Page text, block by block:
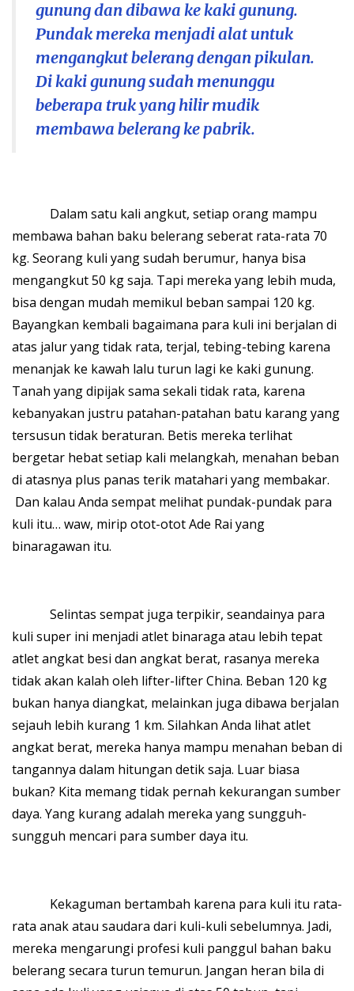
gunung dan dibawa ke kaki gunung.
Pundak mereka menjadi alat untuk
mengangkut belerang dengan pikulan.
Di kaki gunung sudah menunggu
beberapa truk yang hilir mudik
membawa belerang ke pabrik.
Dalam satu kali angkut, setiap orang mampu
membawa bahan baku belerang seberat rata-rata 70
kg. Seorang kuli yang sudah berumur, hanya bisa
mengangkut 50 kg saja. Tapi mereka yang lebih muda,
bisa dengan mudah memikul beban sampai 120 kg.
Bayangkan kembali bagaimana para kuli ini berjalan di
atas jalur yang tidak rata, terjal, tebing-tebing karena
menanjak ke kawah lalu turun lagi ke kaki gunung.
Tanah yang dipijak sama sekali tidak rata, karena
kebanyakan justru patahan-patahan batu karang yang
tersusun tidak beraturan. Betis mereka terlihat
bergetar hebat setiap kali melangkah, menahan beban
di atasnya plus panas terik matahari yang membakar.
Dan kalau Anda sempat melihat pundak-pundak para
kuli itu… waw, mirip otot-otot Ade Rai yang
binaragawan itu.
Selintas sempat juga terpikir, seandainya para
kuli super ini menjadi atlet binaraga atau lebih tepat
atlet angkat besi dan angkat berat, rasanya mereka
tidak akan kalah oleh lifter-lifter China. Beban 120 kg
bukan hanya diangkat, melainkan juga dibawa berjalan
sejauh lebih kurang 1 km. Silahkan Anda lihat atlet
angkat berat, mereka hanya mampu menahan beban di
tangannya dalam hitungan detik saja. Luar biasa
bukan? Kita memang tidak pernah kekurangan sumber
daya. Yang kurang adalah mereka yang sungguh-
sungguh mencari para sumber daya itu.
Kekaguman bertambah karena para kuli itu rata-
rata anak atau saudara dari kuli-kuli sebelumnya. Jadi,
mereka mengarungi profesi kuli panggul bahan baku
belerang secara turun temurun. Jangan heran bila di